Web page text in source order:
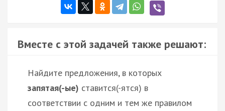
Вместе с этой задачей также решают:
Найдите предложения, в которых
запятая(-ые) ставится(-ятся) в
соответствии с одним и тем же правилом